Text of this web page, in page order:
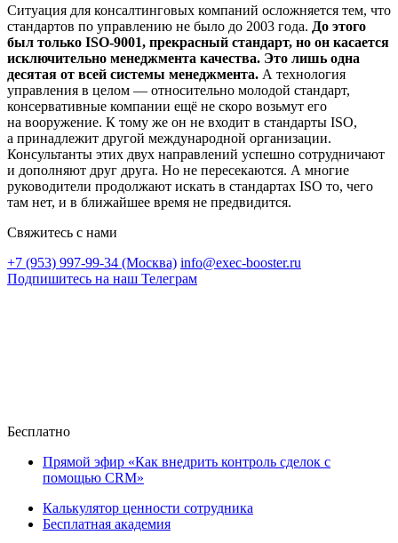
Ситуация для консалтинговых компаний осложняется тем, что
стандартов по управлению не было до 2003 года. До этого
был только ISO-9001, прекрасный стандарт, но он касается
исключительно менеджмента качества. Это лишь одна
десятая от всей системы менеджмента. А технология
управления в целом — относительно молодой стандарт,
консервативные компании ещё не скоро возьмут его
на вооружение. К тому же он не входит в стандарты ISO,
а принадлежит другой международной организации.
Консультанты этих двух направлений успешно сотрудничают
и дополняют друг друга. Но не пересекаются. А многие
руководители продолжают искать в стандартах ISO то, чего
там нет, и в ближайшее время не предвидится.
Свяжитесь с нами
+7 (953) 997-99-34 (Москва) info@exec-booster.ru
Подпишитесь на наш Телеграм
Бесплатно
Прямой эфир «Как внедрить контроль сделок с
помощью CRM»
Калькулятор ценности сотрудника
Бесплатная академия